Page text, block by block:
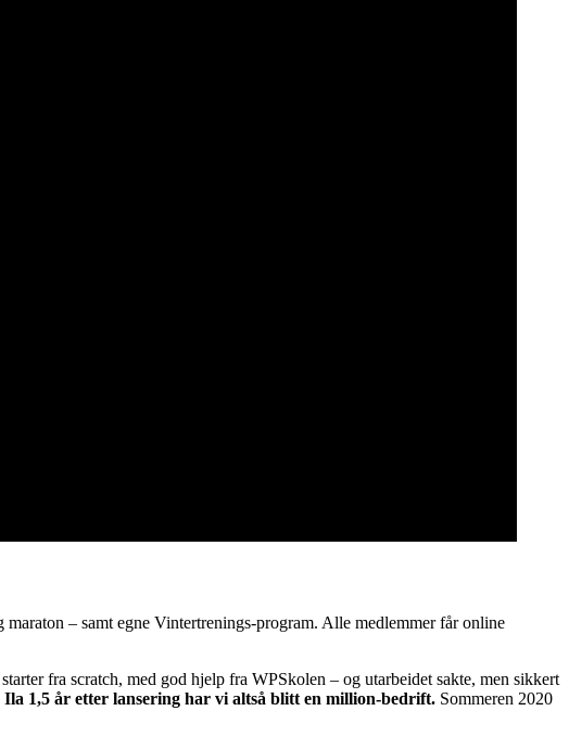
– samt egne Vintertrenings-program. Alle medlemmer får online
fra scratch, med god hjelp fra WPSkolen – og utarbeidet sakte, men sikkert
Ila 1,5 år etter lansering har vi altså blitt en million-bedrift. Sommeren 2020